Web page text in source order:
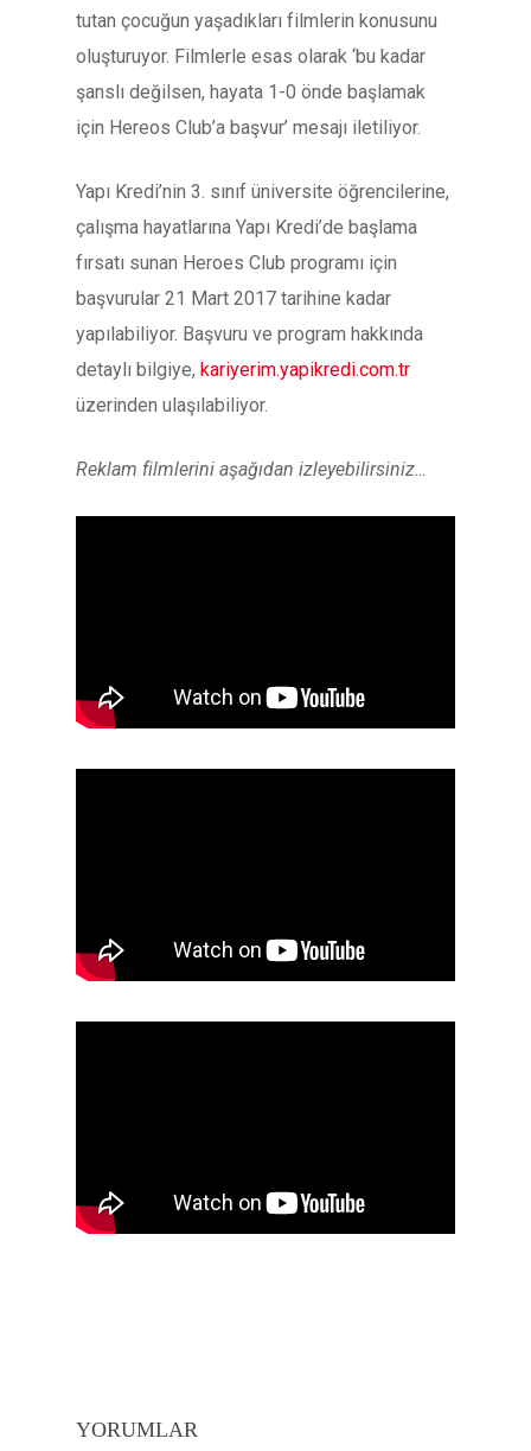
tutan çocuğun yaşadıkları filmlerin konusunu
oluşturuyor. Filmlerle esas olarak ‘bu kadar
şanslı değilsen, hayata 1-0 önde başlamak
için Hereos Club’a başvur’ mesajı iletiliyor.
Yapı Kredi’nin 3. sınıf üniversite öğrencilerine,
çalışma hayatlarına Yapı Kredi’de başlama
fırsatı sunan Heroes Club programı için
başvurular 21 Mart 2017 tarihine kadar
yapılabiliyor. Başvuru ve program hakkında
detaylı bilgiye, kariyerim.yapikredi.com.tr
üzerinden ulaşılabiliyor.
Reklam filmlerini aşağıdan izleyebilirsiniz…
YORUMLAR